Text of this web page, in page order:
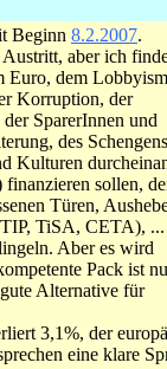
Beginn 8.2.2007.
Austritt, aber ich
Euro, dem
Korruption, der
SparerInnen und
des
Kulturen
sollen,
Türen,
TiSA, CETA),
Aber es wird
Pack ist
Alternative für
3,1%, der
eine klare